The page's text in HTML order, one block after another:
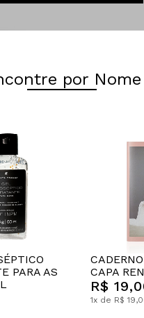
por Nome
PARA AS
CAPA
R$
1x de R$